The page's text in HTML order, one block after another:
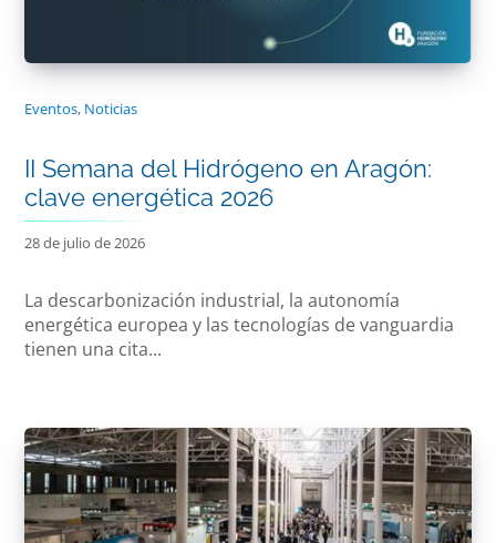
Eventos, Noticias
II Semana del Hidrógeno en Aragón:
clave energética 2026
28 de julio de 2026
La descarbonización industrial, la autonomía
energética europea y las tecnologías de vanguardia
tienen una cita...